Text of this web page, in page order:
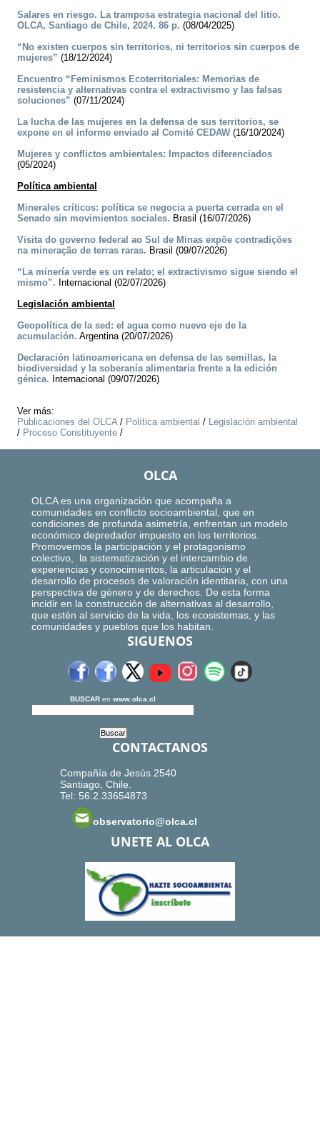
Salares en riesgo. La tramposa estrategia nacional del litio.
OLCA, Santiago de Chile, 2024. 86 p. (08/04/2025)
“No existen cuerpos sin territorios, ni territorios sin cuerpos de
mujeres” (18/12/2024)
Encuentro “Feminismos Ecoterritoriales: Memorias de
resistencia y alternativas contra el extractivismo y las falsas
soluciones” (07/11/2024)
La lucha de las mujeres en la defensa de sus territorios, se
expone en el informe enviado al Comité CEDAW (16/10/2024)
Mujeres y conflictos ambientales: Impactos diferenciados
(05/2024)
Política ambiental
Minerales críticos: política se negocia a puerta cerrada en el
Senado sin movimientos sociales. Brasil (16/07/2026)
Visita do governo federal ao Sul de Minas expõe contradições
na mineração de terras raras. Brasil (09/07/2026)
“La minería verde es un relato; el extractivismo sigue siendo el
mismo”. Internacional (02/07/2026)
Legislación ambiental
Geopolítica de la sed: el agua como nuevo eje de la
acumulación. Argentina (20/07/2026)
Declaración latinoamericana en defensa de las semillas, la
biodiversidad y la soberanía alimentaria frente a la edición
génica. Internacional (09/07/2026)
Ver más:
Publicaciones del OLCA/ Política ambiental / Legislación ambiental
/ Proceso Constituyente /
OLCA
OLCA es una organización que acompaña a
comunidades en conflicto socioambiental, que en
condiciones de profunda asimetría, enfrentan un modelo
económico depredador impuesto en los territorios.
Promovemos la participación y el protagonismo
colectivo, la sistematización y el intercambio de
experiencias y conocimientos, la articulación y el
desarrollo de procesos de valoración identitaria, con una
perspectiva de género y de derechos. De esta forma
incidir en la construcción de alternativas al desarrollo,
que estén al servicio de la vida, los ecosistemas, y las
comunidades y pueblos que los habitan.
SIGUENOS
BUSCAR en www.olca.cl
CONTACTANOS
Compañía de Jesús 2540
Santiago, Chile.
Tel: 56.2.33654873
observatorio@olca.cl
UNETE AL OLCA